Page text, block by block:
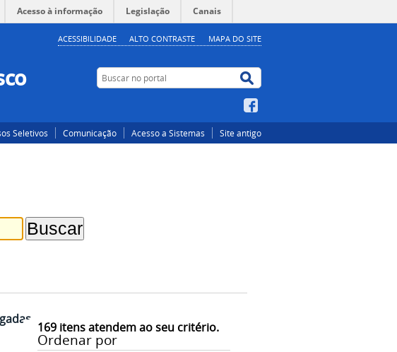
Acesso à informação Legislação Canais
ACESSIBILIDADE ALTO CONTRASTE MAPA DO SITE
Buscar no portal
Seletivos Comunicação Acesso a Sistemas Site antigo
169itens atendem ao seu critério.
Ordenar por